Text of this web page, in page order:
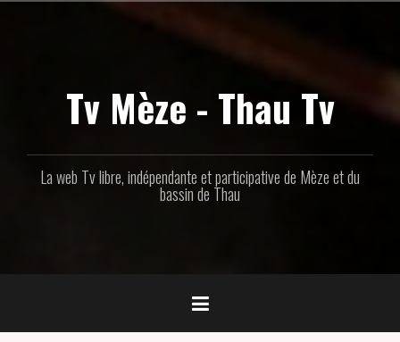
Tv Mèze - Thau Tv
La web Tv libre, indépendante et participative de Mèze et du
bassin de Thau